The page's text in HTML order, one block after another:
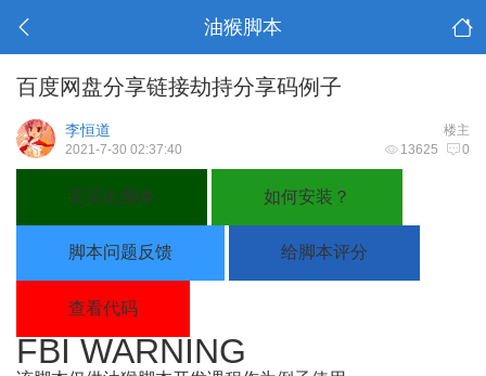
油猴脚本
百度网盘分享链接劫持分享码例子
楼主
李恒道
13625 0
2021-7-30 02:37:40
安装此脚本 如何安装？
脚本问题反馈 给脚本评分
查看代码
FBI WARNING